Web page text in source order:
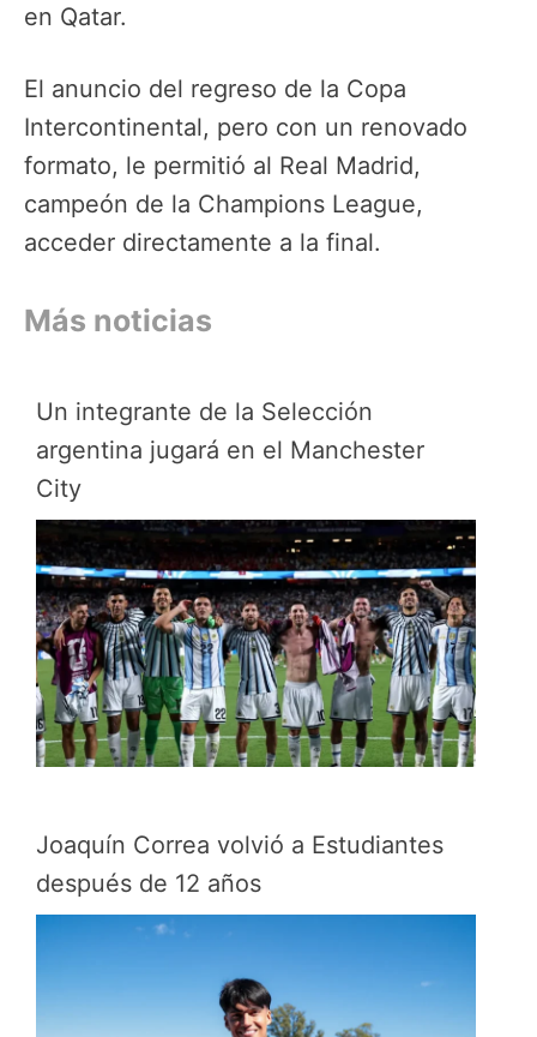
en Qatar.
El anuncio del regreso de la Copa
Intercontinental, pero con un renovado
formato, le permitió al Real Madrid,
campeón de la Champions League,
acceder directamente a la final.
Más noticias
Un integrante de la Selección
argentina jugará en el Manchester
City
Joaquín Correa volvió a Estudiantes
después de 12 años